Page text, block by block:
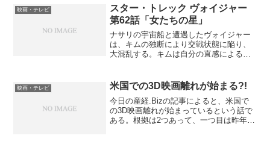
起こった事故で、ラアクは生命の危機を
迎えていた。ブリーン人の...
映画・テレビ
スター・トレック ヴォイジャー
第62話「女たちの星」
ナサリの宇宙船と遭遇したヴォイジャー
は、キムの独断により交戦状態に陥り、
大混乱する。キムは自分の直感によるも
避けようとするヴォイジャーにキムはタ
レージアの星を指示する。...
映画・テレビ 米国での3D映画離れが始まる?!
今日の産経.Bizの記事によると、米国で
の3D映画離れが始まっているという話で
ある。根拠は2つあって、一つ目は昨年度